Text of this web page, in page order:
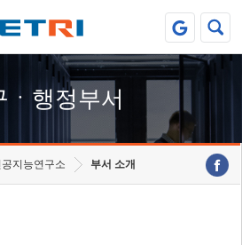
ㆍ행정부서
공지능연구소 부서 소개